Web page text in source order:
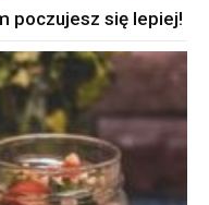
poczujesz się lepiej!